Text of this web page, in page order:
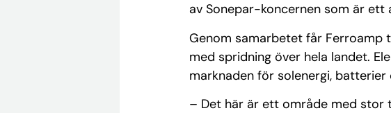
av Sonepar-koncernen som är
Genom samarbetet får Ferroamp
med spridning över hela landet.
marknaden för solenergi,
– Det här är ett område med stor